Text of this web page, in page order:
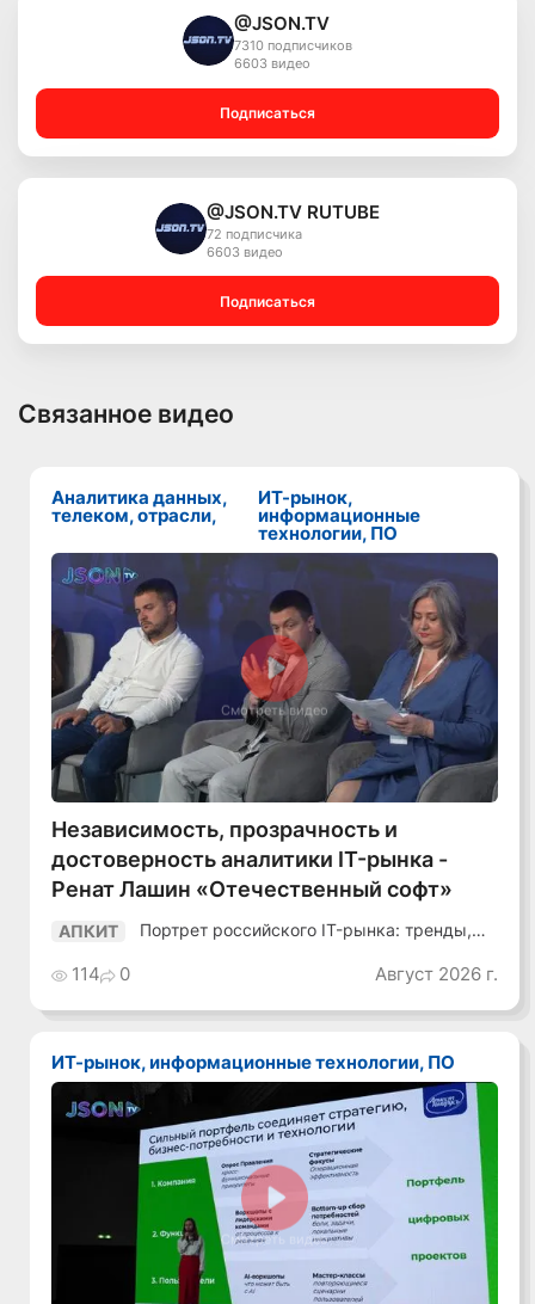
@JSON.TV
7310 подписчиков
6603 видео
Подписаться
@JSON.TV RUTUBE
72 подписчика
6603 видео
Подписаться
Связанное видео
Аналитика данных,
телеком, отрасли,
ИТ-рынок,
информационные
технологии, ПО
Смотреть видео
Независимость, прозрачность и
достоверность аналитики IT-рынка -
Ренат Лашин «Отечественный софт»
АПКИТ
Портрет российского IT-рынка: тренды,
114 0 Август 2026 г.
ИТ-рынок, информационные технологии, ПО
Смотреть видео